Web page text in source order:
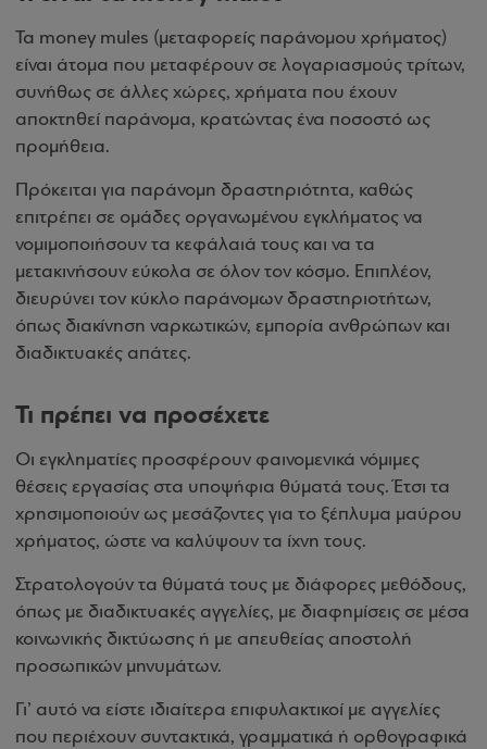
Τα money mules (μεταφορείς παράνομου χρήματος)
είναι άτομα που μεταφέρουν σε λογαριασμούς τρίτων,
συνήθως σε άλλες χώρες, χρήματα που έχουν
αποκτηθεί παράνομα, κρατώντας ένα ποσοστό ως
προμήθεια.
Πρόκειται για παράνομη δραστηριότητα, καθώς
επιτρέπει σε ομάδες οργανωμένου εγκλήματος να
νομιμοποιήσουν τα κεφάλαιά τους και να τα
μετακινήσουν εύκολα σε όλον τον κόσμο. Επιπλέον,
διευρύνει τον κύκλο παράνομων δραστηριοτήτων,
όπως διακίνηση ναρκωτικών, εμπορία ανθρώπων και
διαδικτυακές απάτες.
Τι πρέπει να προσέχετε
Οι εγκληματίες προσφέρουν φαινομενικά νόμιμες
θέσεις εργασίας στα υποψήφια θύματά τους. Έτσι τα
χρησιμοποιούν ως μεσάζοντες για το ξέπλυμα μαύρου
χρήματος, ώστε να καλύψουν τα ίχνη τους.
Στρατολογούν τα θύματά τους με διάφορες μεθόδους,
όπως με διαδικτυακές αγγελίες, με διαφημίσεις σε μέσα
κοινωνικής δικτύωσης ή με απευθείας αποστολή
προσωπικών μηνυμάτων.
Γι’ αυτό να είστε ιδιαίτερα επιφυλακτικοί με αγγελίες
που περιέχουν συντακτικά, γραμματικά ή ορθογραφικά